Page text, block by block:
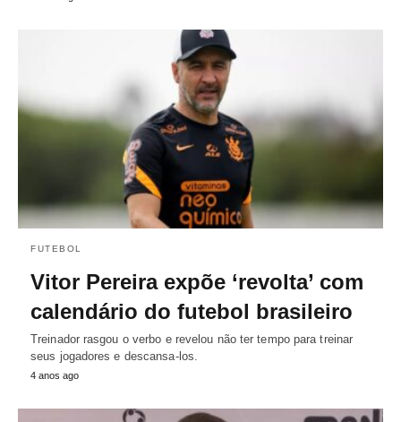
FUTEBOL
Vitor Pereira expõe ‘revolta’ com
calendário do futebol brasileiro
Treinador rasgou o verbo e revelou não ter tempo para treinar
seus jogadores e descansa-los.
4 anos ago